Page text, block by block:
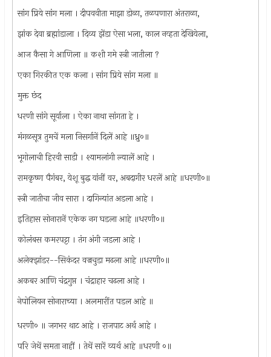
सांग प्रिये सांग मला । दीपववीता माझा डोळा, तळपणारा अंतराळा,
झांक देवा ब्रह्मांडाला । दिव्य झेंडा ऐसा भला, काल नव्हता देखियेला,
आज कैसा गे आणिला ॥ कशी गमे स्त्री जातीला ?
एका गिरकीत एक कला । सांग प्रिये सांग मला ॥
मुक्त छंद
धरणी सांगे सूर्याला । ऐका नाथा सांगता हे ।
मंगळसूत्र तुमचें मला निसर्गानें दिलें आहे ॥ध्रु०॥
भूगोलाची हिरवी साडी । श्यामलांगी ल्यालें आहे ।
रामकृष्ण पैगंबर, येशू बुद्ध यांनीं वर, अबदागीर धरलें आहे ॥धरणी०॥
स्त्री जातीचा जीव सारा । दागिन्यांत अडला आहे ।
इतिहास सोनारानें एकेक नग घडला आहे ॥धरणी०॥
कोलंबस कमरपट्टा । तंग अंगी जडला आहे ।
अलेक्झांडर--सिकंदर वज्रचुडा मढला आहे ॥धरणी०॥
अकबर आणि चंद्रगुप्त । चंद्राहार चढला आहे ।
नेपोलियन सोनाराच्या । अलमारींत पडल आहे ॥
धरणी० ॥ जगभर थाट आहे । राजपाट अर्थ आहे ।
परि जेथें समता नाहीं । तेथें सारें व्यर्थ आहे ॥धरणी ०॥